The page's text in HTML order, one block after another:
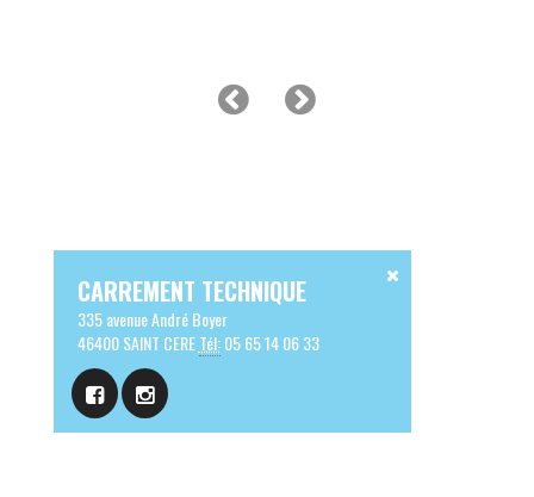
CARREMENT TECHNIQUE
335 avenue André Boyer
46400 SAINT CERETél:05 65 14 06 33